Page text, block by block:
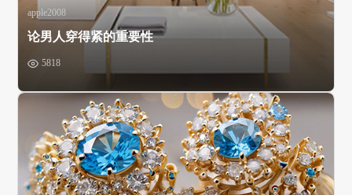
apple2008
论男人穿得紧的重要性
5818